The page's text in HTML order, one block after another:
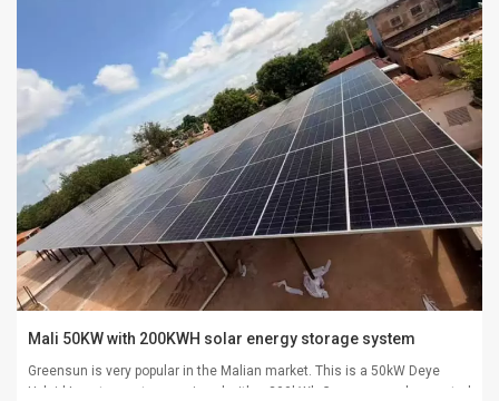
Mali 50KW with 200KWH solar energy storage system
Greensun is very popular in the Malian market. This is a 50kW Deye
Hybrid Inverter system equipped with a 200kWh Greensun rack-mounted